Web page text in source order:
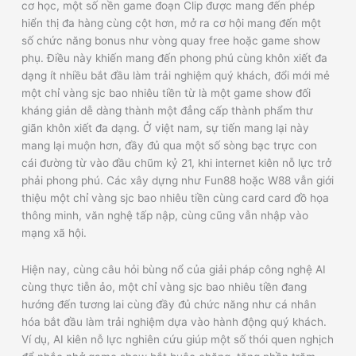
cơ học, một số nền game đoạn Clip được mang đến phép
hiển thị đa hàng cùng cột hơn, mở ra cơ hội mang đến một
số chức năng bonus như vòng quay free hoặc game show
phụ. Điều này khiến mang đến phong phú cùng khôn xiết đa
dạng ít nhiều bắt đầu làm trải nghiệm quý khách, đổi mới mẻ
một chỉ vàng sjc bao nhiêu tiền từ là một game show đối
kháng giản dễ dàng thành một đẳng cấp thành phẩm thư
giãn khôn xiết đa dạng. Ở việt nam, sự tiến mang lại này
mang lại muộn hơn, đầy đủ qua một số sòng bạc trực con
cái đường từ vào đầu chũm kỷ 21, khi internet kiên nỗ lực trở
phải phong phú. Các xây dựng như Fun88 hoặc W88 vẫn giới
thiệu một chỉ vàng sjc bao nhiêu tiền cùng card card đồ họa
thông minh, văn nghệ tấp nập, cùng cũng vẫn nhập vào
mạng xã hội.
Hiện nay, cùng câu hỏi bùng nổ của giải pháp công nghệ AI
cùng thực tiễn ảo, một chỉ vàng sjc bao nhiêu tiền đang
hướng đến tương lai cùng đầy đủ chức năng như cá nhân
hóa bắt đầu làm trải nghiệm dựa vào hành động quý khách.
Ví dụ, AI kiên nỗ lực nghiên cứu giúp một số thói quen nghịch